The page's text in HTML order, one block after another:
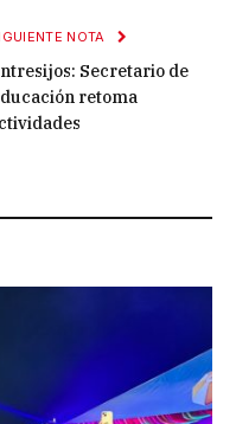
NOTA
Secretario de
retoma